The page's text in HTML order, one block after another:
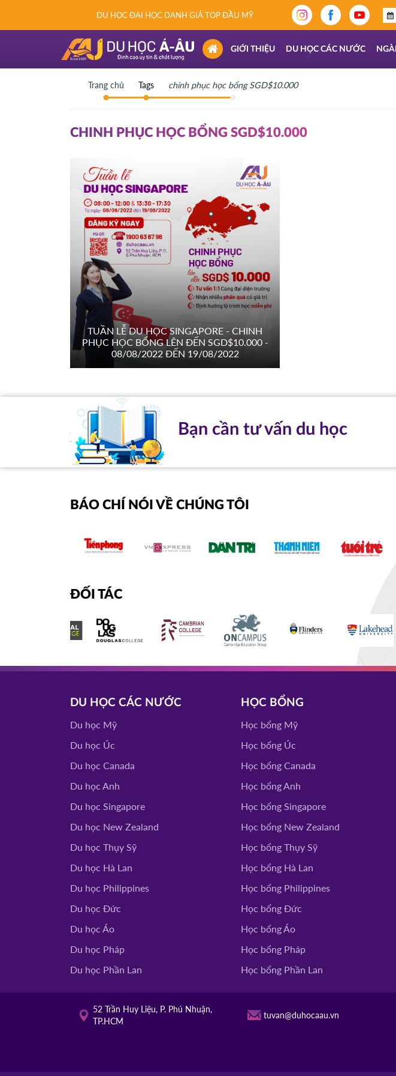
DU HỌC ĐẠI HỌC DANH GIÁ TOP ĐẦU MỸ
(CURRENT)
GIỚI THIỆU DU HỌC CÁC NƯỚC
Trang chủ Tags chinh phục học bổng SGD$10.000
CHINH PHỤC HỌC BỔNG SGD$10.000
TUẦN LỄ DU HỌC SINGAPORE - CHINH
PHỤC HỌC BỔNG LÊN ĐẾN SGD$10.000 -
08/08/2022 ĐẾN 19/08/2022
Bạn cần tư vấn du học
BÁO CHÍ NÓI VỀ CHÚNG TÔI
ĐỐI TÁC
DU HỌC CÁC NƯỚC
Du học Mỹ
Du học Úc
Du học Canada
Du học Anh
Du học Singapore
Du học New Zealand
Du học Thụy Sỹ
Du học Hà Lan
Du học Philippines
Du học Đức
Du học Áo
Du học Pháp
Du học Phần Lan
HỌC BỔNG
Học bổng Mỹ
Học bổng Úc
Học bổng Canada
Học bổng Anh
Học bổng Singapore
Học bổng New Zealand
Học bổng Thụy Sỹ
Học bổng Hà Lan
Học bổng Philippines
Học bổng Đức
Học bổng Áo
Học bổng Pháp
Học bổng Phần Lan
52 Trần Huy Liệu, P. Phú Nhuận,
TP.HCM
tuvan@duhocaau.vn